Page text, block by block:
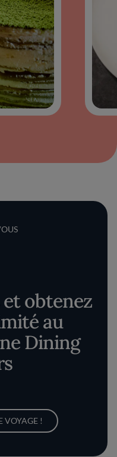
obtenez
au
Dining
VOYAGE !